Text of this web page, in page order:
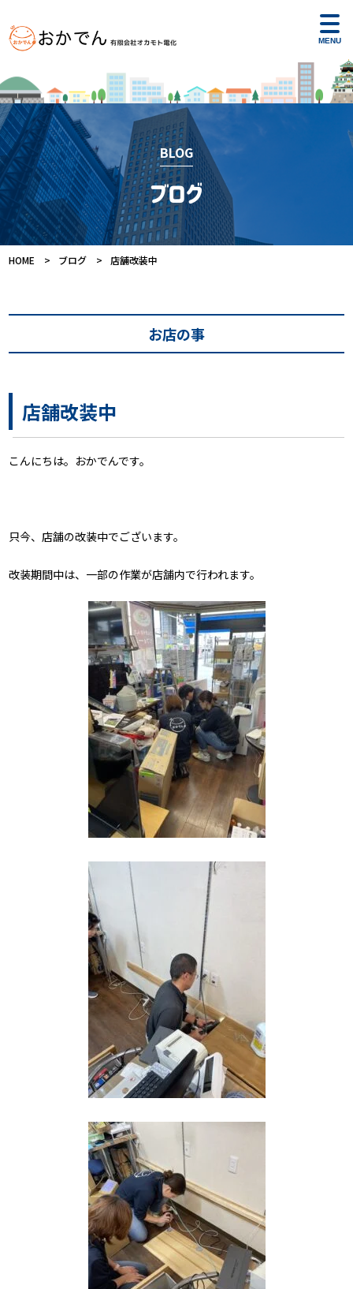
BLOG
ブログ
HOME ブログ 店舗改装中
お店の事
店舗改装中
こんにちは。おかでんです。
只今、店舗の改装中でございます。
改装期間中は、一部の作業が店舗内で行われます。